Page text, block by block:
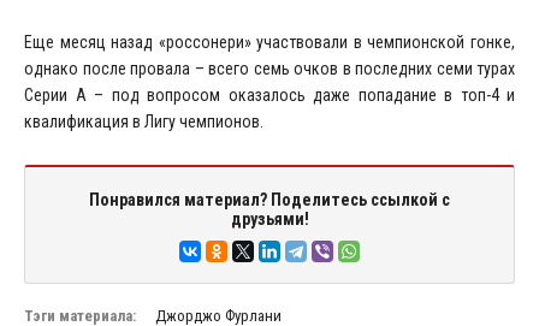
Еще месяц назад «россонери» участвовали в чемпионской гонке,
однако после провала – всего семь очков в последних семи турах
Серии А – под вопросом оказалось даже попадание в топ-4 и
квалификация в Лигу чемпионов.
Понравился материал? Поделитесь ссылкой с
друзьями!
Тэги материала: Джорджо Фурлани